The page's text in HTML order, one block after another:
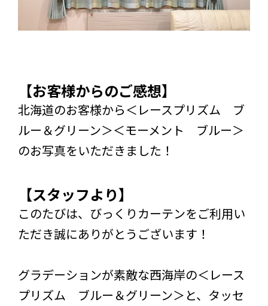
【お客様からのご感想】
北海道のお客様から＜レースプリズム ブ
ルー＆グリーン＞＜モーメント ブルー＞
のお写真をいただきました！
【スタッフより】
このたびは、びっくりカーテンをご利用い
ただき誠にありがとうございます！
グラデーションが素敵な西海岸の＜レース
プリズム ブルー＆グリーン＞と、タッセ